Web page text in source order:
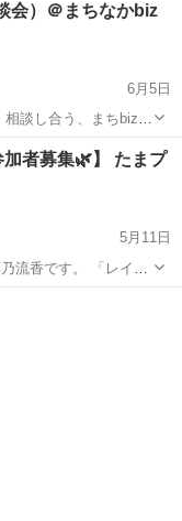
会）＠まちなかbiz
6月5日
談し合う、まちbiz会
かbizあおばプラス」
6/8(月)10:00-12...
ショップ 会場
加者募集🌿】 たまプ
5月11日
流香です。 「レイキ
ガに興味がある」